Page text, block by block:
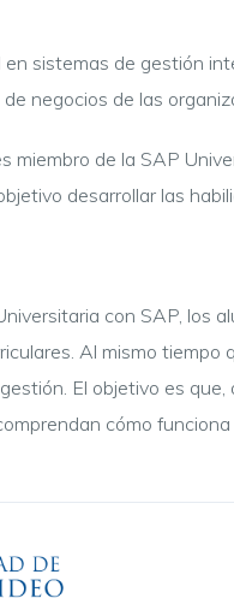
en sistemas de gestión
negocios de las
miembro de la SAP
desarrollar las
con SAP, los
Al mismo
El objetivo es
cómo